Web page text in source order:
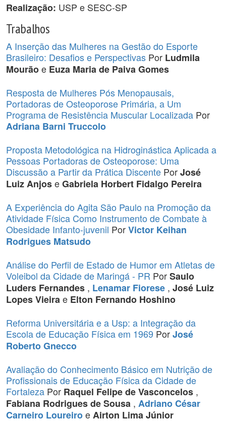
Realização: USP e SESC-SP
Trabalhos
A Inserção das Mulheres na Gestão do Esporte
Brasileiro: Desafios e Perspectivas Por Ludmila
Mourãoe Euza Maria de Paiva Gomes
Resposta de Mulheres Pós Menopausais,
Portadoras de Osteoporose Primária, a Um
Programa de Resistência Muscular Localizada Por
Adriana Barni Truccolo
Proposta Metodológica na Hidroginástica Aplicada a
Pessoas Portadoras de Osteoporose: Uma
Discussão a Partir da Prática Discente PorJosé
Luiz AnjoseGabriela Horbert Fidalgo Pereira
A Experiência do Agita São Paulo na Promoção da
Atividade Física Como Instrumento de Combate à
Obesidade Infanto-juvenil PorVictor Keihan
Rodrigues Matsudo
Análise do Perfil de Estado de Humor em Atletas de
Voleibol da Cidade de Maringá - PR PorSaulo
Luders Fernandes , Lenamar Fiorese , José Luiz
Lopes Vieirae Elton Fernando Hoshino
Reforma Universitária e a Usp: a Integração da
Escola de Educação Física em 1969 PorJosé
Roberto Gnecco
Avaliação do Conhecimento Básico em Nutrição de
Profissionais de Educação Física da Cidade de
Fortaleza Por Raquel Felipe de Vasconcelos ,
Fabiana Rodrigues de Sousa , Adriano César
Carneiro LoureiroeAirton Lima Júnior